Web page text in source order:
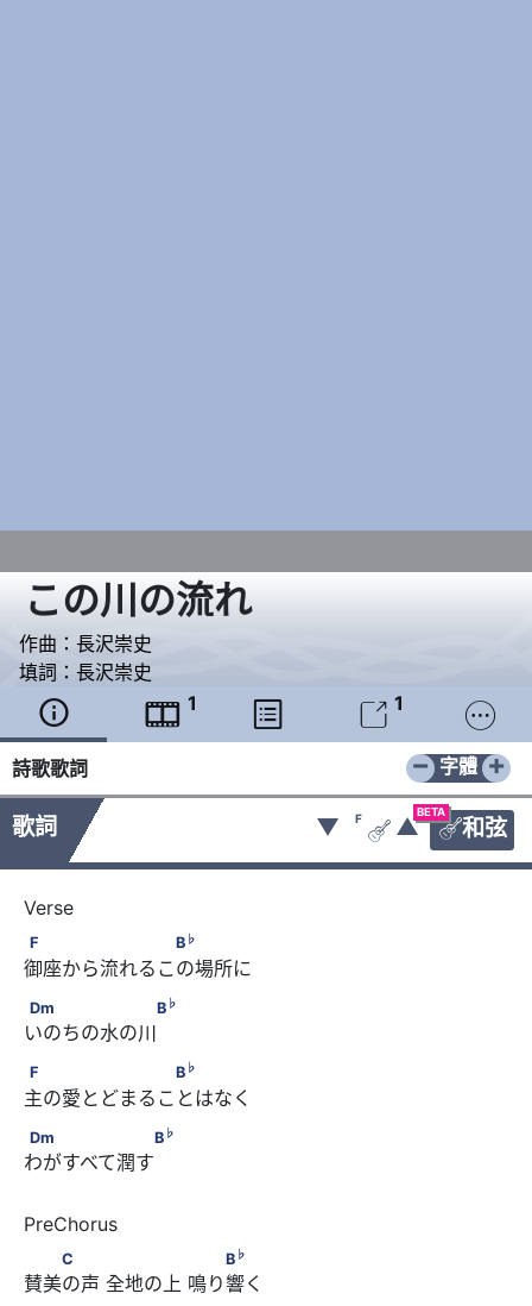
この川の流れ
作曲： 長沢崇史
填詞： 長沢崇史
  1   1 
詩歌歌詞 − +
字體
歌詞
BETA
和弦
▼ F
 ▲
F　　  　   B
F B ♭
御座から流れるこの場所に
Dm    　 　B
Dm B ♭
いのちの水の川
F　 　     B
F B ♭
主の愛とどまることはなく
Dm     　 B
Dm B ♭
わがすべて潤す
C 　      　　 　 　 B♭
C B ♭
賛美の声 全地の上 鳴り響く